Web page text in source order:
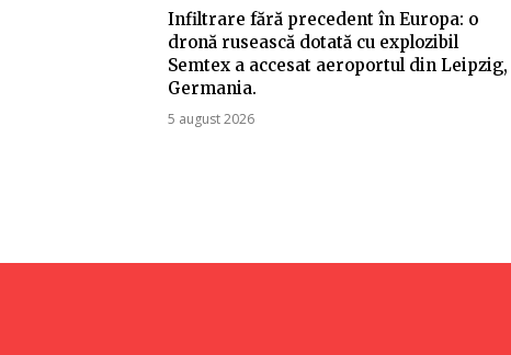
Infiltrare fără precedent în Europa: o
dronă rusească dotată cu explozibil
Semtex a accesat aeroportul din Leipzig,
Germania.
5 august 2026